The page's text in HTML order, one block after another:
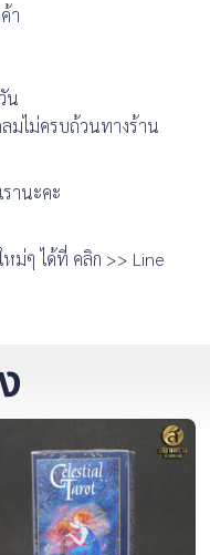
า
น
มไม่ครบถ้วนทางร้าน
านะคะ
ม่ๆ ได้ที่ คลิก >> Line